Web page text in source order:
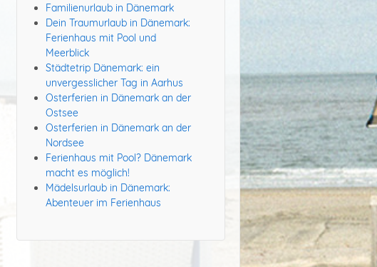
Familienurlaub in Dänemark
Dein Traumurlaub in Dänemark:
Ferienhaus mit Pool und
Meerblick
Städtetrip Dänemark: ein
unvergesslicher Tag in Aarhus
Osterferien in Dänemark an der
Ostsee
Osterferien in Dänemark an der
Nordsee
Ferienhaus mit Pool? Dänemark
macht es möglich!
Mädelsurlaub in Dänemark:
Abenteuer im Ferienhaus